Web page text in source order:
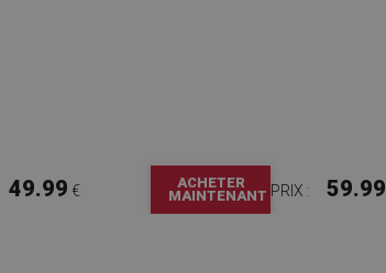
49.99 €
ACHETER
MAINTENANT PRIX : 59.99